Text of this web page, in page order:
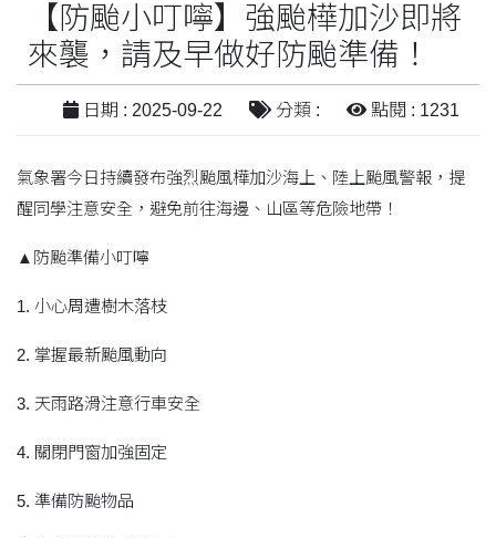
【防颱小叮嚀】強颱樺加沙即將
來襲，請及早做好防颱準備！
日期 : 2025-09-22 分類 : 點閱 : 1231
氣象署今日持續發布強烈颱風樺加沙海上、陸上颱風警報，提
醒同學注意安全，避免前往海邊、山區等危險地帶！
▲防颱準備小叮嚀
1. 小心周遭樹木落枝
2. 掌握最新颱風動向
3. 天雨路滑注意行車安全
4. 關閉門窗加強固定
5. 準備防颱物品